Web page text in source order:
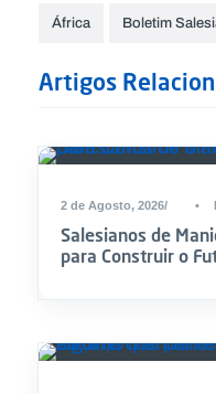
África Boletim
Artigos
2 de Agosto, 2026 •
Salesianos de
para Construir o